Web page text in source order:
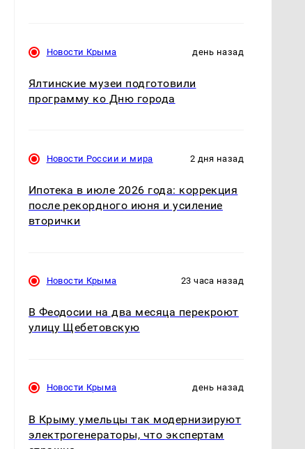
Новости Крыма день назад
Ялтинские музеи подготовили
программу ко Дню города
Новости России и мира 2 дня назад
Ипотека в июле 2026 года: коррекция
после рекордного июня и усиление
вторички
Новости Крыма 23 часа назад
В Феодосии на два месяца перекроют
улицу Щебетовскую
Новости Крыма день назад
В Крыму умельцы так модернизируют
электрогенераторы, что экспертам